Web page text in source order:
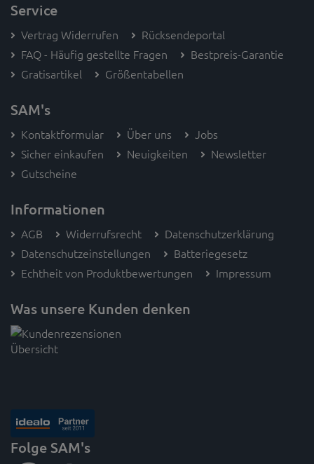
Service
Vertrag Widerrufen
Rücksendeportal
FAQ - Häufig gestellte Fragen
Bestpreis-Garantie
Gratisartikel
Größentabellen
SAM's
Kontaktformular Über uns
Jobs
Sicher einkaufen
Neuigkeiten
Newsletter
Gutscheine
Informationen
AGB Widerrufsrecht
Datenschutzerklärung
Datenschutzeinstellungen
Batteriegesetz
Echtheit von Produktbewertungen
Impressum
Was unsere Kunden denken
Folge SAM's